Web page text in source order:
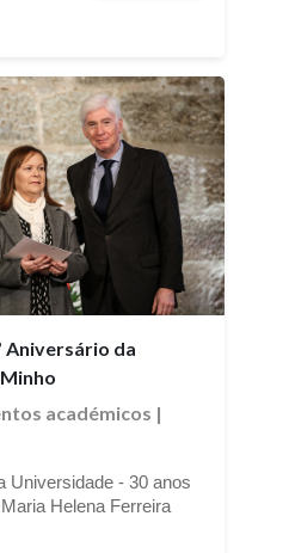
Aniversário da
académicos |
Universidade - 30 anos
Helena Ferreira